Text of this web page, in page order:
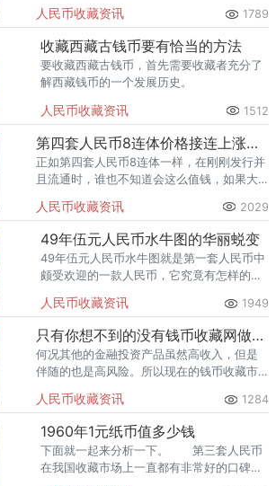
的。 与羊年邮票相比，羊年金银币就没
有这般发展好势头了。
人民币收藏资讯 1789
收藏西藏古钱币要有恰当的方法
要收藏西藏古钱币，首先需要收藏者充分了
解西藏钱币的一个发展历史。
人民币收藏资讯 1512
第四套人民币8连体价格接连上涨值得投资
正如第四套人民币8连体一样，在刚刚发行并
且流通时，谁也不知道会这么值钱，如果大
一下。
人民币收藏资讯 2029
49年伍元人民币水牛图的华丽蜕变
49年伍元人民币水牛图就是第一套人民币中
颇受欢迎的一款人民币，它究竟有怎样的收
人民币收藏资讯 1949
只有你想不到的没有钱币收藏网做不到的
何况其他的金融投资产品虽然高收入，但是
伴随的也是高风险。所以现在的钱币收藏市
那我们在收藏过程中应该借用什么工具呢？
人民币收藏资讯 1284
1960年1元纸币值多少钱
下面就一起来分析一下。 第三套人民币
在我国收藏市场上一直都有非常好的口碑，